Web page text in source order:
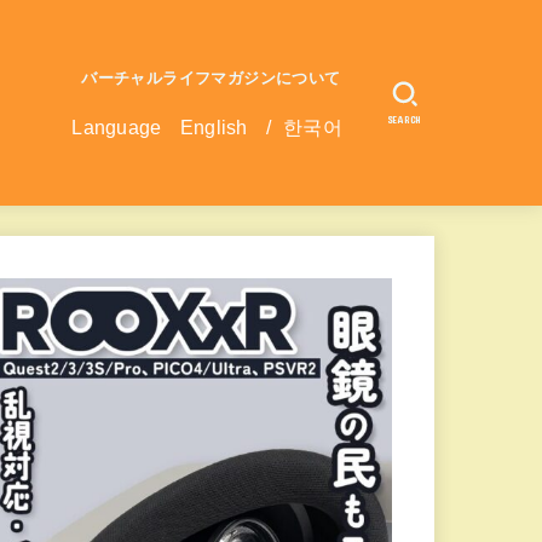
バーチャルライフマガジンについて
Language English / 한국어 SEARCH